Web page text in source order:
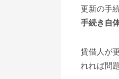
更新の手
手続き自
賃借人が
れれば問